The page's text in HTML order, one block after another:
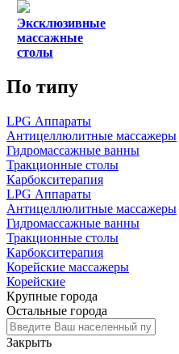
Эксклюзивные
массажные
столы
По типу
LPG Аппараты
Антицеллюлитные массажеры
Гидромассажные ванны
Тракционные столы
Карбокситерапия
LPG Аппараты
Антицеллюлитные массажеры
Гидромассажные ванны
Тракционные столы
Карбокситерапия
Корейские массажеры
Корейские
Крупные города
Остальные города
Закрыть